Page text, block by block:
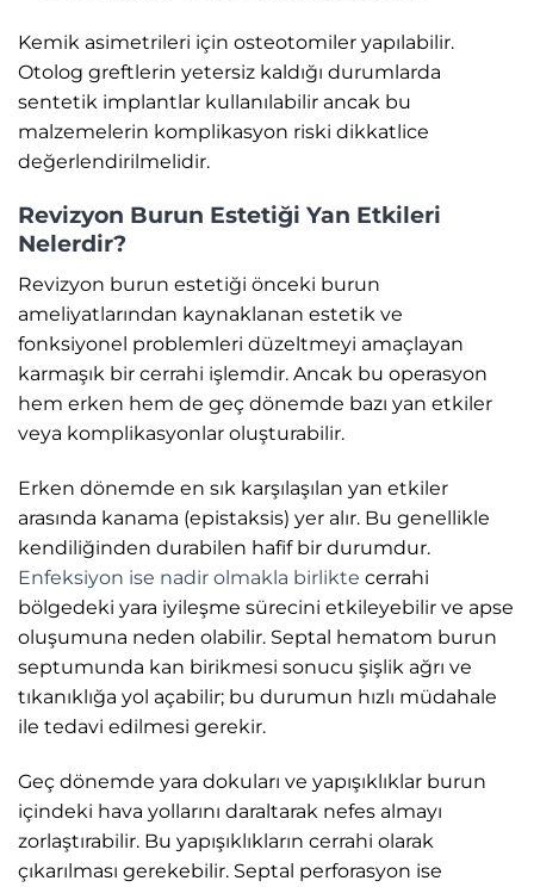
Kemik asimetrileri için osteotomiler yapılabilir.
Otolog greftlerin yetersiz kaldığı durumlarda
sentetik implantlar kullanılabilir ancak bu
malzemelerin komplikasyon riski dikkatlice
değerlendirilmelidir.
Revizyon Burun Estetiği Yan Etkileri
Nelerdir?
Revizyon burun estetiği önceki burun
ameliyatlarından kaynaklanan estetik ve
fonksiyonel problemleri düzeltmeyi amaçlayan
karmaşık bir cerrahi işlemdir. Ancak bu operasyon
hem erken hem de geç dönemde bazı yan etkiler
veya komplikasyonlar oluşturabilir.
Erken dönemde en sık karşılaşılan yan etkiler
arasında kanama (epistaksis) yer alır. Bu genellikle
kendiliğinden durabilen hafif bir durumdur.
Enfeksiyon ise nadir olmakla birlikte cerrahi
bölgedeki yara iyileşme sürecini etkileyebilir ve apse
oluşumuna neden olabilir. Septal hematom burun
septumunda kan birikmesi sonucu şişlik ağrı ve
tıkanıklığa yol açabilir; bu durumun hızlı müdahale
ile tedavi edilmesi gerekir.
Geç dönemde yara dokuları ve yapışıklıklar burun
içindeki hava yollarını daraltarak nefes almayı
zorlaştırabilir. Bu yapışıklıkların cerrahi olarak
çıkarılması gerekebilir. Septal perforasyon ise